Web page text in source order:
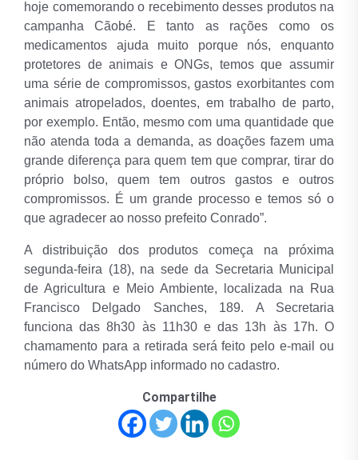
hoje comemorando o recebimento desses produtos na
campanha Cãobé. E tanto as rações como os
medicamentos ajuda muito porque nós, enquanto
protetores de animais e ONGs, temos que assumir
uma série de compromissos, gastos exorbitantes com
animais atropelados, doentes, em trabalho de parto,
por exemplo. Então, mesmo com uma quantidade que
não atenda toda a demanda, as doações fazem uma
grande diferença para quem tem que comprar, tirar do
próprio bolso, quem tem outros gastos e outros
compromissos. É um grande processo e temos só o
que agradecer ao nosso prefeito Conrado”.
A distribuição dos produtos começa na próxima
segunda-feira (18), na sede da Secretaria Municipal
de Agricultura e Meio Ambiente, localizada na Rua
Francisco Delgado Sanches, 189. A Secretaria
funciona das 8h30 às 11h30 e das 13h às 17h. O
chamamento para a retirada será feito pelo e-mail ou
número do WhatsApp informado no cadastro.
Compartilhe